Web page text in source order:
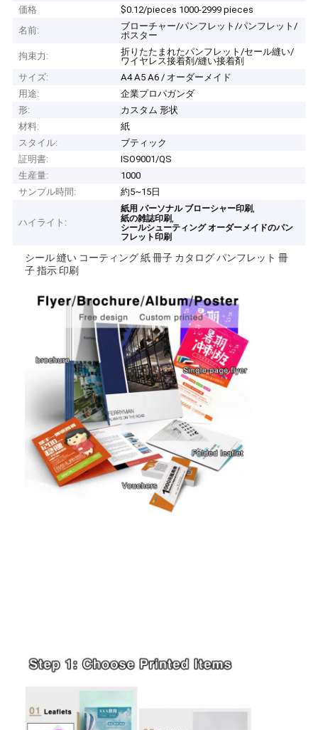
価格
$0.12/pieces 1000-2999 pieces
名前:
ブローチャー/パンフレット/パンフレット/
ポスター
拘束力:
折りたたまれたパンフレット/セール縫い/
ワイヤレス接着剤/縫い接着剤
サイズ:
A4 A5 A6 / オーダーメイド
用途:
企業プロパガンダ
形:
カスタム 形状
材料:
紙
スタイル:
ブティック
証明書:
ISO9001/QS
生産量:
1000
サンプル時間:
約5~15日
ハイライト:
紙用 パーソナル ブローシャー印刷,
紙の雑誌印刷,
シールシューティング オーダーメイドのパン
フレット印刷
シール 縫い コーティング 紙 冊子 カタログ パンフレット 冊
子 指示 印刷